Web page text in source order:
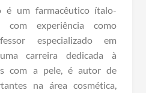
um farmacêutico ítalo-
com experiência como
especializado em
carreira dedicada à
com a pele, é autor de
na área cosmética,